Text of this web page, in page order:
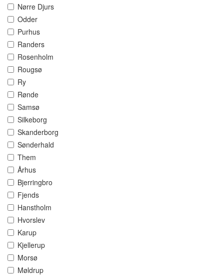
Nørre Djurs
Odder
Purhus
Randers
Rosenholm
Rougsø
Ry
Rønde
Samsø
Silkeborg
Skanderborg
Sønderhald
Them
Århus
Bjerringbro
Fjends
Hanstholm
Hvorslev
Karup
Kjellerup
Morsø
Møldrup